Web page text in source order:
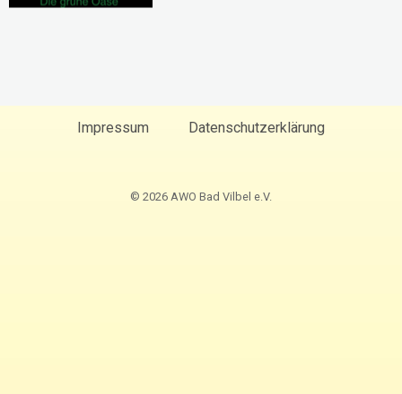
Impressum Datenschutzerklärung
© 2026 AWO Bad Vilbel e.V.